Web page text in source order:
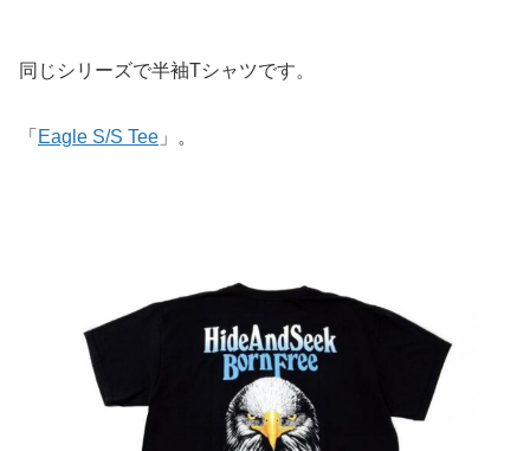
同じシリーズで半袖Tシャツです。
「 Eagle S/S Tee 」。